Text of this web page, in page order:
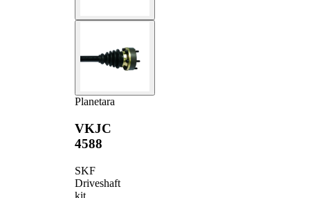
Planetara
VKJC
4588
SKF
Driveshaft
kit